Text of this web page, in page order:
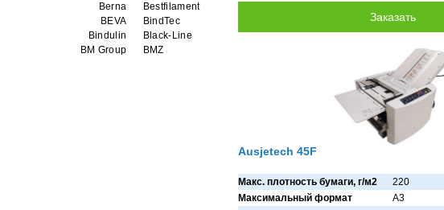
Berna
Bestfilament
BEVA
BindTec
Bindulin
Black-Line
BM Group
BMZ
Ausjetech 45F
Макс. плотность бумаги, г/м2
220
Максимальный формат
A3